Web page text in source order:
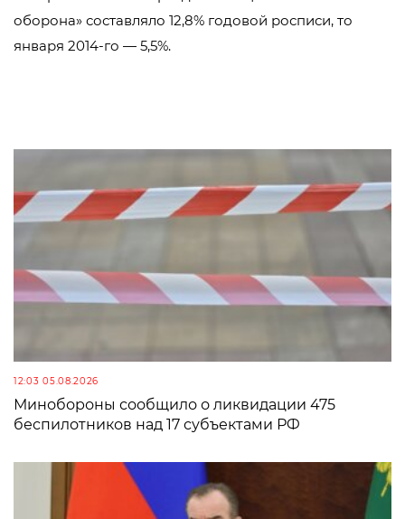
оборона» составляло 12,8% годовой росписи, то
января 2014-го — 5,5%.
12:03 05.08.2026
Минобороны сообщило о ликвидации 475
беспилотников над 17 субъектами РФ